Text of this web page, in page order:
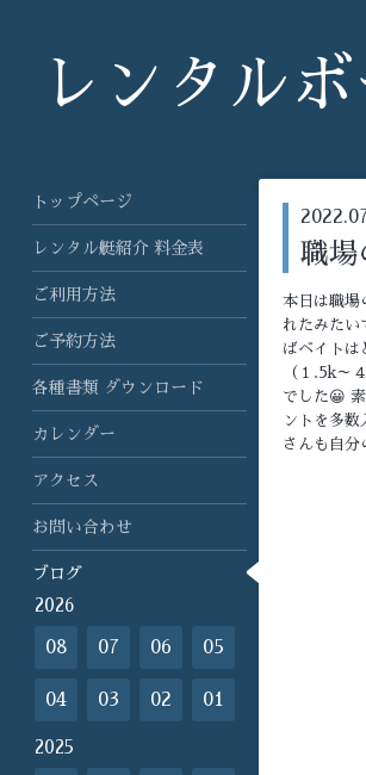
レンタル
職場
本日は職場
れたみたい
ばベイトは
（１.5k～
でした😀
ントを多
さんも自分
トップページ
レンタル艇紹介 料金表
ご利用方法
ご予約方法
各種書類 ダウンロード
カレンダー
アクセス
お問い合わせ
ブログ
2026
08 07 06 05
04 03 02 01
2025